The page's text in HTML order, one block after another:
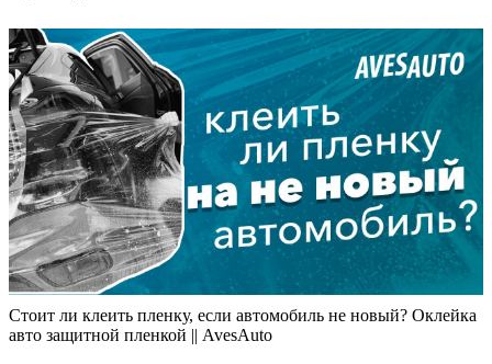
Стоит ли клеить пленку, если автомобиль не новый? Оклейка
авто защитной пленкой || AvesAuto